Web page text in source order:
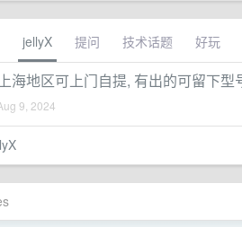
jellyX 提问 技术话题 好玩
海地区可上门自提, 有出的可留下型
9, 2024